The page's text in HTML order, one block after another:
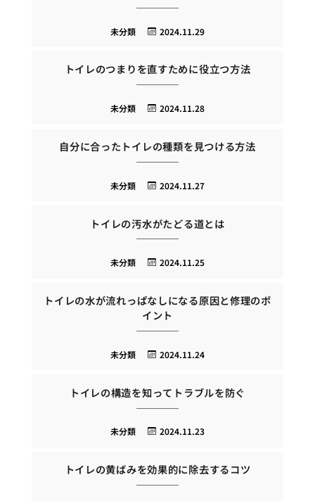
2024.11.29
未分類
トイレのつまりを直すために役立つ方法
2024.11.28
未分類
自分に合ったトイレの種類を見つける方法
2024.11.27
未分類
トイレの汚水がたどる道とは
2024.11.25
未分類
トイレの水が流れっぱなしになる原因と修理のポ
イント
2024.11.24
未分類
トイレの構造を知ってトラブルを防ぐ
2024.11.23
未分類
トイレの黄ばみを効果的に除去するコツ